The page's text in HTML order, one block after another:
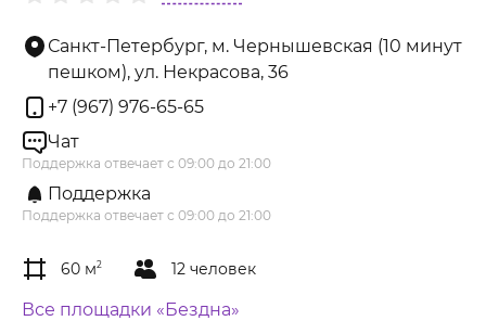
Санкт-Петербург, м. Чернышевская (10 минут
пешком), ул. Некрасова, 36
+7 (967) 976-65-65
Чат
Поддержка отвечает с 09:00 до 21:00
Поддержка
Поддержка отвечает с 09:00 до 21:00
60 м2 12 человек
Все площадки «Бездна»